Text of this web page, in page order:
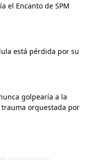
el Encanto de SPM
está pérdida por su
golpearía a la
orquestada por